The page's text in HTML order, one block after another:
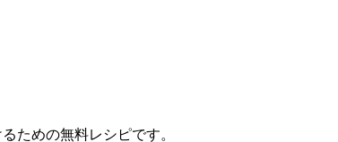
ための無料レシピです。